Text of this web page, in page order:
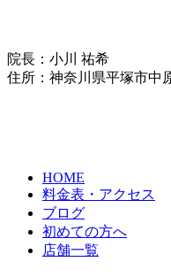
院長：小川 祐希
住所：神奈川県平塚市中
HOME
料金表・アクセス
ブログ
初めての方へ
店舗一覧